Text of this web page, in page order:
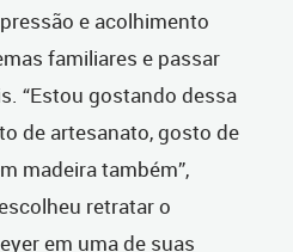
e acolhimento
familiares e passar
“Estou gostando dessa
de artesanato, gosto de
madeira também”,
retratar o
em uma de suas